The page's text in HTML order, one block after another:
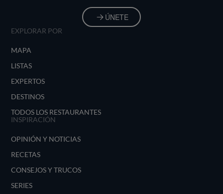
ÚNETE
EXPLORAR POR
MAPA
LISTAS
EXPERTOS
DESTINOS
TODOS LOS RESTAURANTES
INSPIRACIÓN
OPINIÓN Y NOTICIAS
RECETAS
CONSEJOS Y TRUCOS
SERIES